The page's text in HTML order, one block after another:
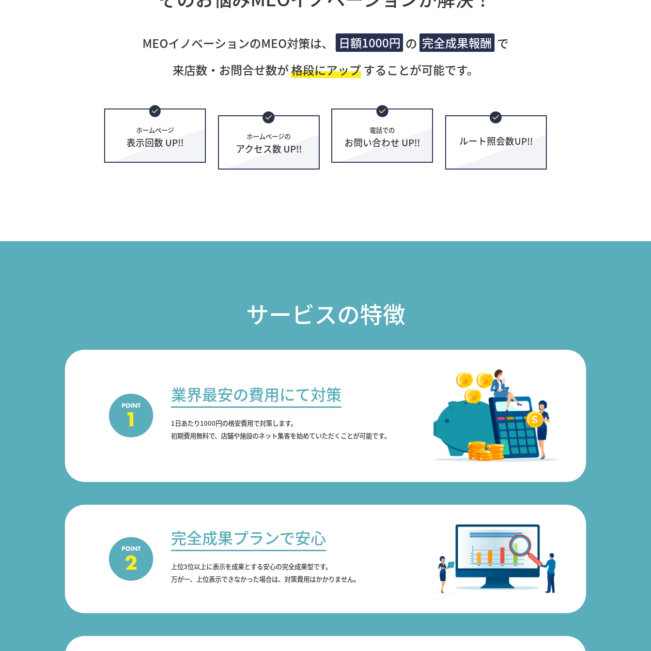
MEOイノベーションのMEO対策は、 日額1000円 の 完全成果報酬 で
来店数・お問合せ数が格段にアップすることが可能です。
ホームページ
表示回数 UP!! ホームページの
アクセス数 UP!!
電話での
お問い合わせ UP!! ルート照会数UP!!
サービスの特徴
業界最安の費用にて対策
1日あたり1000円の格安費用で対策します。
初期費用無料で、店舗や施設のネット集客を始めていただくことが可能です。
完全成果プランで安心
上位3位以上に表示を成果とする安心の完全成果型です。
万が一、上位表示できなかった場合は、対策費用はかかりません。